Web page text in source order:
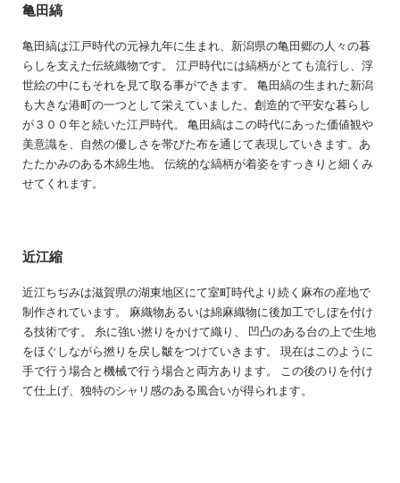
亀田縞
亀田縞は江戸時代の元禄九年に生まれ、新潟県の亀田郷の人々の暮
らしを支えた伝統織物です。 江戸時代には縞柄がとても流行し、浮
世絵の中にもそれを見て取る事ができます。 亀田縞の生まれた新潟
も大きな港町の一つとして栄えていました。創造的で平安な暮らし
が３００年と続いた江戸時代。 亀田縞はこの時代にあった価値観や
美意識を、自然の優しさを帯びた布を通じて表現していきます。あ
たたかみのある木綿生地。 伝統的な縞柄が着姿をすっきりと細くみ
せてくれます。
近江縮
近江ちぢみは滋賀県の湖東地区にて室町時代より続く麻布の産地で
制作されています。 麻織物あるいは綿麻織物に後加工でしぼを付け
る技術です。 糸に強い撚りをかけて織り、 凹凸のある台の上で生地
をほぐしながら撚りを戻し皺をつけていきます。 現在はこのように
手で行う場合と機械で行う場合と両方あります。 この後のりを付け
て仕上げ、独特のシャリ感のある風合いが得られます。